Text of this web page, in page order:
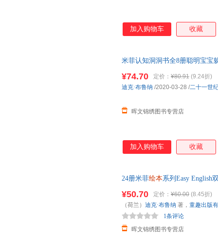
加入购物车 收藏
米菲认知洞洞书全8册聪明宝宝
立体翻翻书
¥74.70 定价： ¥80.91 (9.24折)
晖文锦绣图书专营店
迪克·布鲁纳 /2020-03-28 /二十一世
加入购物车 收藏
24册米菲绘本系列Easy English
¥50.70 定价： ¥60.00 (8.45折)
晖文锦绣图书专营店
1条评论
（荷兰） 迪克·布鲁纳 著， 童趣出版